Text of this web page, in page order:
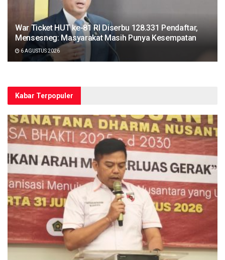
War Ticket HUT ke-81 RI Diserbu 128.331 Pendaftar,
Mensesneg: Masyarakat Masih Punya Kesempatan
6 AGUSTUS 2026
Kabar Terpopuler